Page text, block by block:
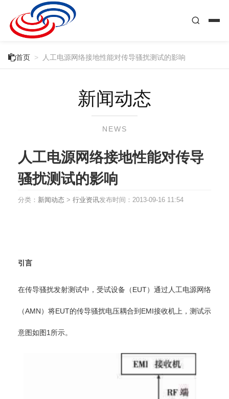
首页 > 人工电源网络接地性能对传导骚扰测试的影响
新闻动态
NEWS
人工电源网络接地性能对传导
骚扰测试的影响
分类： 新闻动态 > 行业资讯发布时间： 2013-09-16 11:54
引言
在传导骚扰发射测试中，受试设备（EUT）通过人工电源网络
（AMN）将EUT的传导骚扰电压耦合到EMI接收机上，测试示
意图如图1所示。